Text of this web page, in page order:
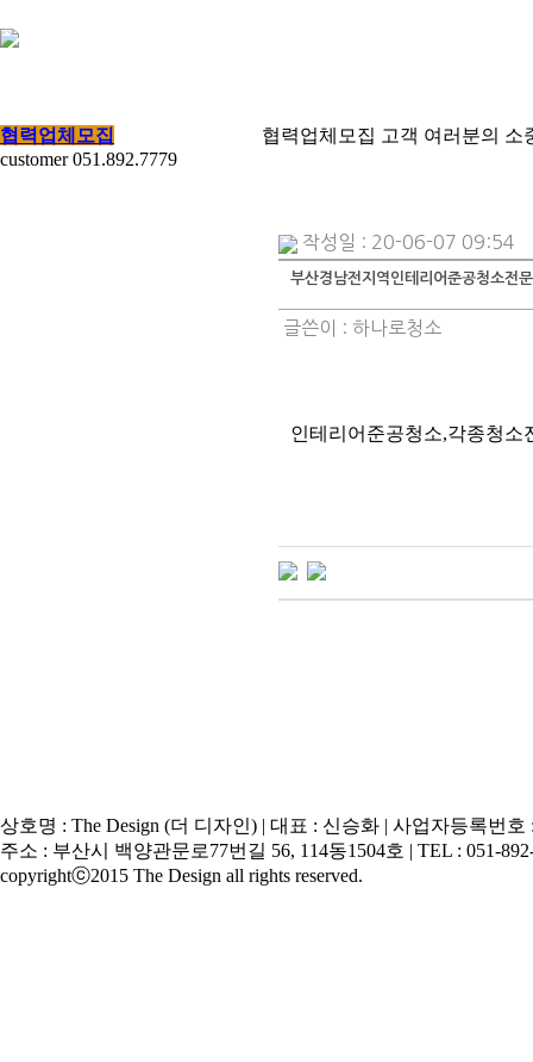
협력업체모집
customer051.892.7779
협력업체모집 고객 여러분의 소
작성일 : 20-06-07 09:54
부산경남전지역인테리어준공청소전문
글쓴이 : 하나로청소
인테리어준공청소,각종청소
상호명 : The Design (더 디자인) | 대표 : 신승화 | 사업자등록번호
주소 : 부산시 백양관문로77번길 56, 114동1504호 | TEL : 051-
copyrightⓒ2015 The Design all rights reserved.